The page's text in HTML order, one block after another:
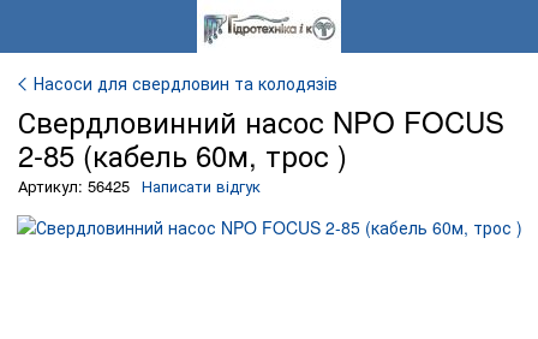
Насоси для свердловин та колодязів
Свердловинний насос NPO FOCUS
2-85 (кабель 60м, трос )
Артикул: 56425 Написати відгук